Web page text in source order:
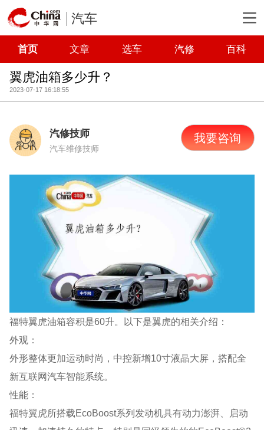
汽车
首页 文章 选车 汽修 百科
翼虎油箱多少升？
2023-07-17 16:18:55
汽修技师
汽车维修技师
我要咨询
福特翼虎油箱容积是60升。以下是翼虎的相关介绍：
外观：
外形整体更加运动时尚，中控新增10寸液晶大屏，搭配全
新互联网汽车智能系统。
性能：
福特翼虎所搭载EcoBoost系列发动机具有动力澎湃、启动